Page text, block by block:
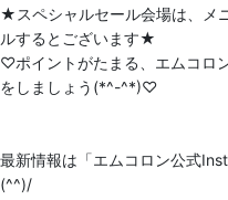
★スペシャルセール会場は、メ
ルするとございます★
♡ポイントがたまる、エムコロ
をしましょう(*^-^*)♡
最新情報は「エムコロン公式
(^^)/